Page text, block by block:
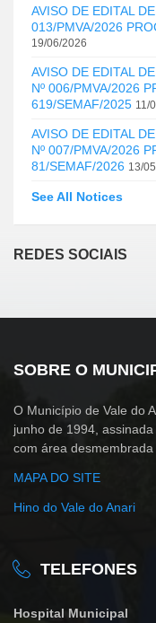
AVISO DE EDITAL
013/PMVA/2026
19/06/2026
AVISO DE EDITAL
Nº 006/PMVA/2026
619/SEMAF/2025 11/
AVISO DE EDITAL
Nº 007/PMVA/2026
81/SEMAF/2026 13/
See All Notices
REDES SOCIAIS
SOBRE O
O Município de Vale do
junho de 1994,
com área desmembrada
MAPA DO SITE
Hino do Vale do Anari
TELEFONES
Hospital Municipal